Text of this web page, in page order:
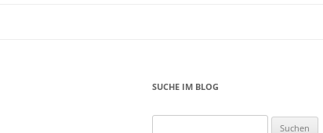
SUCHE IM BLOG